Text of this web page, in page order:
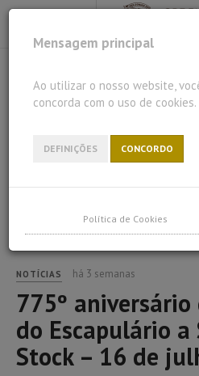
NOTÍCIAS há 3 semanas
775º
do Escapulário a
Stock – 16 de
Mensagem principal
Ao utilizar o nosso website,
concorda com o uso de cookies.
DEFINIÇÕES CONCORDO
Política de Cookies